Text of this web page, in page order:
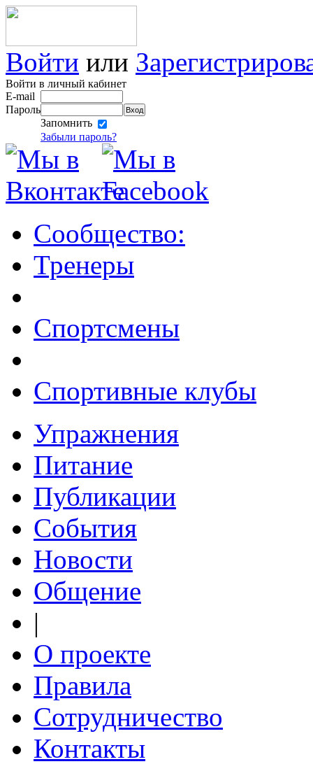
Войти или
Войти в личный кабинет
E-mail
Пароль
Запомнить
Забыли пароль?
Сообщество:
Тренеры
Спортсмены
Спортивные клубы
Упражнения
Питание
Публикации
События
Новости
Общение
|
О проекте
Правила
Сотрудничество
Контакты